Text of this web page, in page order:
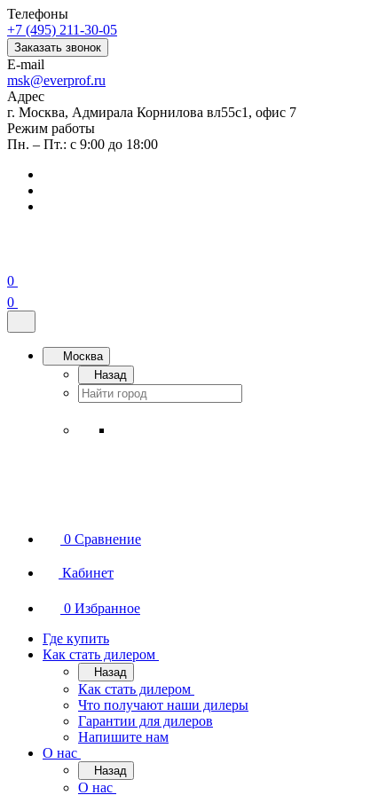
Телефоны
+7 (495) 211-30-05
Заказать звонок
E-mail
msk@everprof.ru
Адрес
г. Москва, Адмирала Корнилова вл55с1, офис 7
Режим работы
Пн. – Пт.: с 9:00 до 18:00
0
0
Москва
Назад
0 Сравнение
Кабинет
0 Избранное
Где купить
Как стать дилером
Назад
Как стать дилером
Что получают наши дилеры
Гарантии для дилеров
Напишите нам
О нас
Назад
О нас